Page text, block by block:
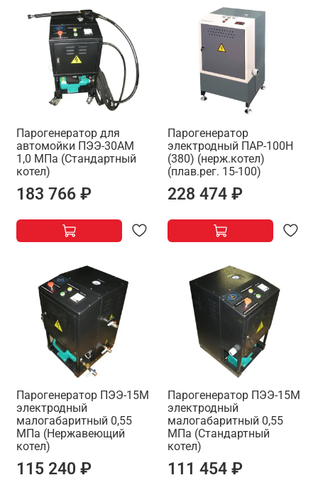
Парогенератор для
автомойки ПЭЭ-30АМ
1,0 МПа (Стандартный
котел)
183 766 ₽
Парогенератор
электродный ПАР-100Н
(380) (нерж.котел)
(плав.рег. 15-100)
228 474 ₽
Парогенератор ПЭЭ-15М
электродный
малогабаритный 0,55
МПа (Нержавеющий
котел)
115 240 ₽
Парогенератор ПЭЭ-15М
электродный
малогабаритный 0,55
МПа (Стандартный
котел)
111 454 ₽